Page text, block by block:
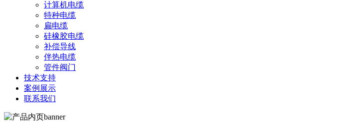
计算机电缆
特种电缆
扁电缆
硅橡胶电缆
补偿导线
伴热电缆
管件阀门
技术支持
案例展示
联系我们